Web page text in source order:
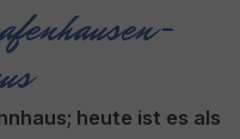
heute ist es als